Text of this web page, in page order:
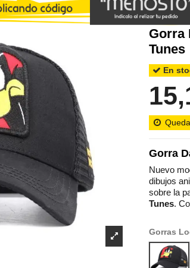
Gorra
Tunes
En
Gorra
Nuevo
dibujos
sobre la
Tunes.
Gorras
daffy